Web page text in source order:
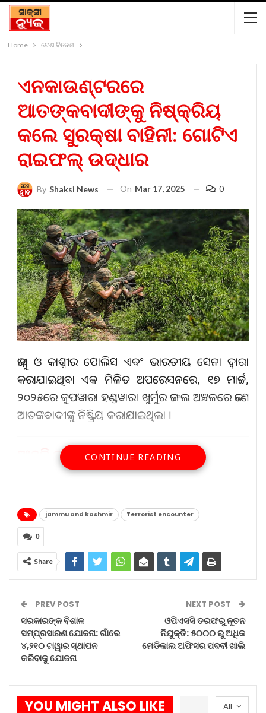
Home ଦେଶ ବିଦେଶ
ଏନକାଉଣ୍ଟରରେ
ଆତଙ୍କବାଦୀଙ୍କୁ ନିଷ୍କ୍ରିୟ
କଲେ ସୁରକ୍ଷା ବାହିନୀ: ଗୋଟିଏ
ରାଇଫଲ୍ ଉଦ୍ଧାର
By Shaksi News On Mar 17, 2025 0
ଜାମ୍ମୁ ଓ କାଶ୍ମୀର ପୋଲିସ ଏବଂ ଭାରତୀୟ ସେନା ଦ୍ୱାରା
କରାଯାଇଥିବା ଏକ ମିଳିତ ଅପରେସନରେ, ୧୭ ମାର୍ଚ୍ଚ,
୨୦୨୫ରେ କୁପୱାରା ହଣ୍ଡୱାରା ଖୁର୍ମୁର ଜଙ୍ଗଲ ଅଞ୍ଚଳରେ ଜଣେ
ଆତଙ୍କବାଦୀଙ୍କୁ ନିଷ୍କ୍ରିୟ କରାଯାଇଥିଲା ।
ଆହୁରି ପଢ଼ନ୍ତୁ...
Aug 8, 2026
Aug 8, 2026
ଅଗଷ୍ଟ ମାସରେ ସୂର୍ଯ୍ୟପରାଗ ଓ…
Aug 8, 2026
ନିର୍ଦ୍ଦିଷ୍ଟ ଗୁଇନ୍ଦା ସୂଚନା ଉପରେ କାର୍ଯ୍ୟାନୁଷ୍ଠାନ ଗ୍ରହଣ କରି,
CONTINUE READING
jammu and kashmir Terrorist encounter
0
Share
PREV POST
ସରକାରଙ୍କ ବିଶାଳ
ସମ୍ପ୍ରସାରଣ ଯୋଜନା: ଗାଁରେ
୪,୨୧୦ ଟାୱାର ସ୍ଥାପନ
କରିବାକୁ ଯୋଜନା
NEXT POST
ଓପିଏସସି ତରଫରୁ ନୂତନ
ନିଯୁକ୍ତି: ୫୦୦୦ ରୁ ଅଧିକ
ମେଡିକାଲ ଅଫିସର ପଦବୀ ଖାଲି
All
YOU MIGHT ALSO LIKE